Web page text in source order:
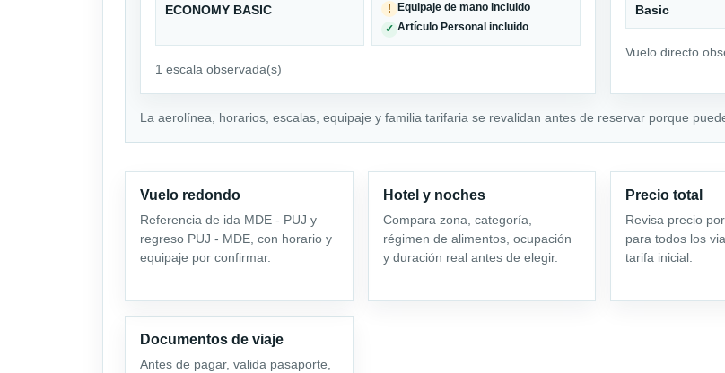
ECONOMY BASIC
!
Equipaje de mano incluido
✓ Artículo Personal incluido
1 escala observada(s)
Basic
Vuelo directo
La aerolínea, horarios, escalas, equipaje y familia tarifaria se revalidan antes de reservar porque
Vuelo redondo
Referencia de ida MDE - PUJ y
regreso PUJ - MDE, con horario y
equipaje por confirmar.
Hotel y noches
Compara zona, categoría,
régimen de alimentos, ocupación
y duración real antes de elegir.
Precio total
Revisa precio
para todos los
tarifa inicial.
Documentos de viaje
Antes de pagar, valida pasaporte,